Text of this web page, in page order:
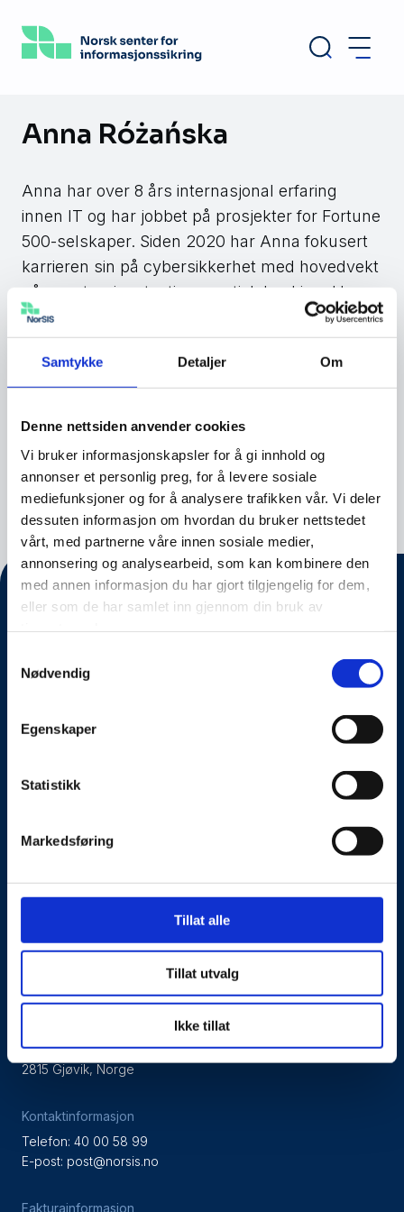
Samtykke Detaljer Om
Denne nettsiden anvender cookies
Vi bruker informasjonskapsler for å gi innhold og
annonser et personlig preg, for å levere sosiale
mediefunksjoner og for å analysere trafikken vår. Vi deler
dessuten informasjon om hvordan du bruker nettstedet
vårt, med partnerne våre innen sosiale medier,
annonsering og analysearbeid, som kan kombinere den
med annen informasjon du har gjort tilgjengelig for dem,
eller som de har samlet inn gjennom din bruk av
Nødvendig
Egenskaper
Statistikk
Markedsføring
Tillat alle
Tillat utvalg
Ikke tillat
hovedinnhold
Anna Różańska
Anna har over 8 års internasjonal erfaring
innen IT og har jobbet på prosjekter for Fortune
500-selskaper. Siden 2020 har Anna fokusert
karrieren sin på cybersikkerhet med hovedvekt
på penetrasjonstesting og etisk hacking. Hun
har flere bransjesertifiseringer innen dette
feltet, inkludert GWAPT, CEH og Pentest+.
Hun har også en Master of Business
cybersikkerhet, en ingeniørgrad i datavitenskap
og, ganske overraskende – en Bachelor of
Science i sykepleie.
Presseside
Tilgjengelighetserklæring
NorSIS, Studievegen 2,
2815 Gjøvik, Norge
Kontaktinformasjon
Telefon: 40 00 58 99
E-post: post@norsis.no
Fakturainformasjon